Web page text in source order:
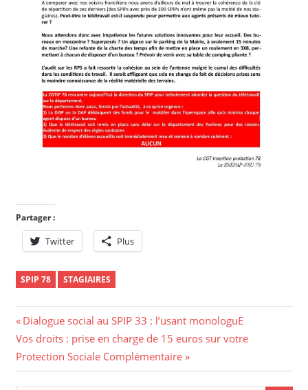
Partager :
Twitter Plus
SPIP 78 STAGIAIRES
Dialogue social au SPIP 33 : l’usant monologuE
Vos droits : prise en charge de 15 euros sur votre
Protection Sociale Complémentaire